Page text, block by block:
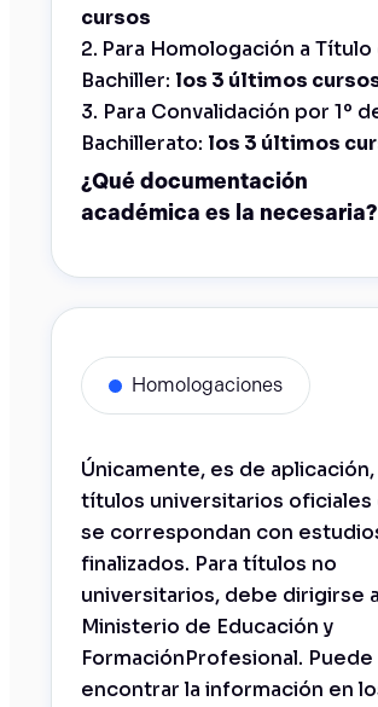
¿Qué documentación
académica es la necesaria?
cursos
2. Para Homologación a Título
Bachiller: los 3 últimos
3. Para Convalidación por 1º
Bachillerato: los 3 últimos
Homologaciones
Únicamente, es de aplicación,
títulos universitarios oficiales
se correspondan con
finalizados. Para títulos no
universitarios, debe dirigirse
Ministerio de Educación y
FormaciónProfesional. Puede
encontrar la información en